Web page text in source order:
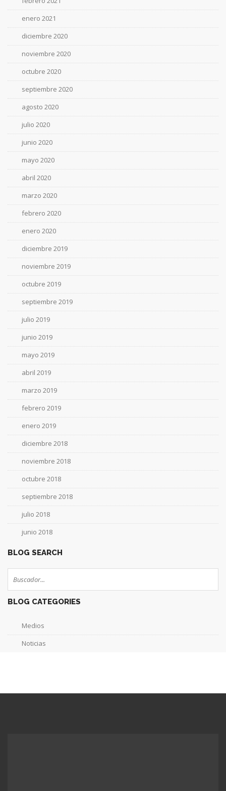
enero 2021
diciembre 2020
noviembre 2020
octubre 2020
septiembre 2020
agosto 2020
julio 2020
junio 2020
mayo 2020
abril 2020
marzo 2020
febrero 2020
enero 2020
diciembre 2019
noviembre 2019
octubre 2019
septiembre 2019
julio 2019
junio 2019
mayo 2019
abril 2019
marzo 2019
febrero 2019
enero 2019
diciembre 2018
noviembre 2018
octubre 2018
septiembre 2018
julio 2018
junio 2018
BLOG SEARCH
BLOG CATEGORIES
Medios
Noticias